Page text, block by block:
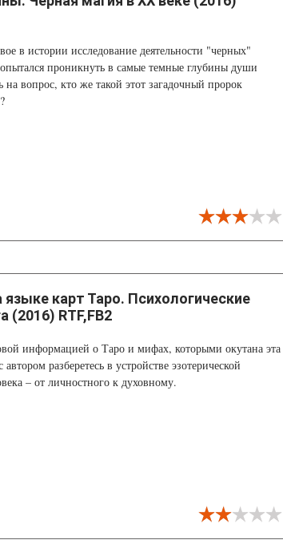
в истории исследование деятельности "черных"
проникнуть в самые темные глубины души
на вопрос, кто же такой этот загадочный пророк
карт Таро. Психологические
(2016) RTF,FB2
информацией о Таро и мифах, которыми окутана эта
разберетесь в устройстве эзотерической
– от личностного к духовному.